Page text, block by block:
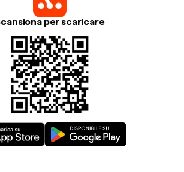
per scaricare